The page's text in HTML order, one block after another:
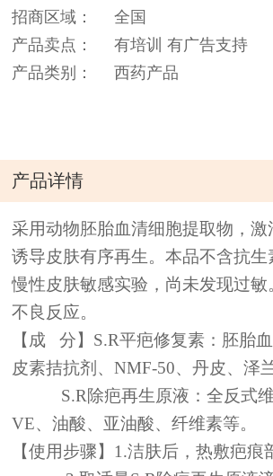
招商区域：
全国
产品卖点：
有培训 有广告支持
产品类别：
西药产品
产品详情
采用动物胚胎血清细胞提取物，激
诱导皮肤有序再生。本品不含抗生
慢性皮肤敏感实验，尚未发现过
不良反应。
【成 分】S.R平疤修复素：胚胎
皮素拮抗剂、NMF-50、丹皮、泽
S.R除疤再生原液：全反式维
VE、油酸、亚油酸、纤维素等。
【使用步骤】1.洁肤后，热敷疤痕